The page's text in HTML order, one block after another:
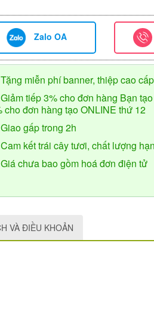
Zalo OA
Tặng miễn phí banner, thiệp cao
Giảm tiếp 3% cho đơn hàng Bạn
cho đơn hàng tạo ONLINE thứ 12
Giao gấp trong 2h
Cam kết trái cây tươi, chất lượng
Giá chưa bao gồm hoá đơn điện tử
VÀ ĐIỀU KHOẢN